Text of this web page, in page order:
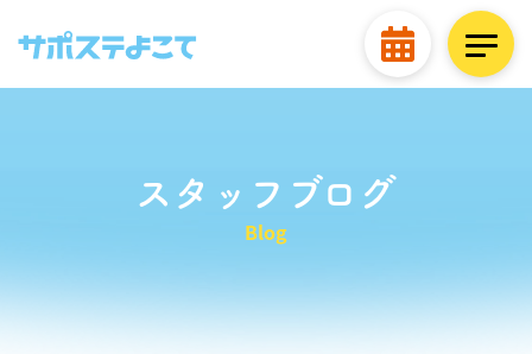
スタッフブログ
Blog